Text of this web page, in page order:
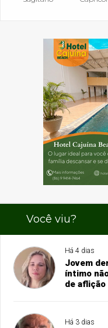
Você viu?
Há 4 dias
Jovem
íntimo
de aflição
Há 3 dias